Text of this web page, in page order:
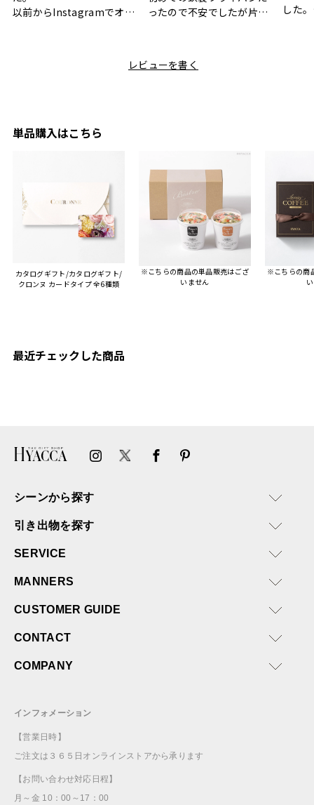
以前からInstagramでオシ
と大好きなカレーのセット
ちらも大変気に入ったと写
人にもお勧めしたいと感じ
ました。
また、こちら不注意でメー
困った際にも、迅速に回答
連絡があり大変助かりまし
ければと思います。
ったので不安でしたが片手
利です。洗い物も減って一
で、いい思い出になりまし
た。
した。
レビューを書く
単品購入はこちら
カタログギフト/カタログギフト/
クロンヌ カードタイプ 全6種類
※こちらの商品の単品販売はござ
いません
※こちらの商
最近チェックした商品
シーンから探す
引き出物を探す
SERVICE
MANNERS
CUSTOMER GUIDE
CONTACT
COMPANY
インフォメーション
【営業日時】
ご注文は３６５日オンラインストアから承ります
【お問い合わせ対応日程】
月～金 10：00～17：00